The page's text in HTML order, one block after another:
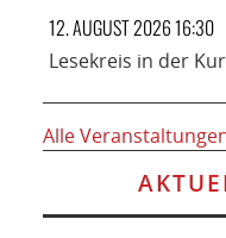
12. AUGUST 2026 16:30
Lesekreis in der
Alle